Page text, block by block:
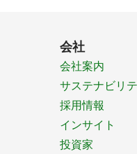
会社
会社案内
サステナビリ
採用情報
インサイト
投資家